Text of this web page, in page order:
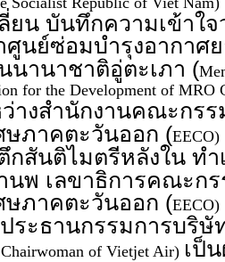
ยน บันทึกความเข้าใ
นย์ซ่อมบำรุงอากาศ
นานาชาติอู่ตะเภา (
for the Development of MRO
างสำนักงานคณะกร
ภาคตะวันออก (EECO)
สันติไมตรีหลังใน ทำ
นพ เลขาธิการคณะก
ภาคตะวันออก (EECO)
ประธานกรรมการบริษั
of Vietjet Air) เป็